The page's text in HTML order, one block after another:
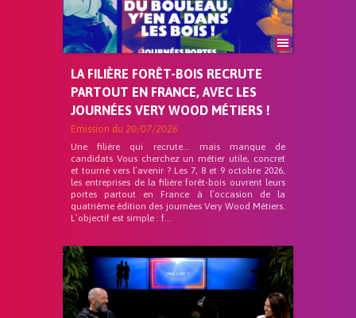
LA FILIÈRE FORÊT-BOIS RECRUTE
PARTOUT EN FRANCE, AVEC LES
JOURNÉES VERY WOOD MÉTIERS !
Emission du 20/07/2026
Une filière qui recrute… mais manque de
candidats Vous cherchez un métier utile, concret
et tourné vers l’avenir ? Les 7, 8 et 9 octobre 2026,
les entreprises de la filière forêt-bois ouvrent leurs
portes partout en France à l’occasion de la
quatrième édition des journées Very Wood Métiers.
L’objectif est simple : f...